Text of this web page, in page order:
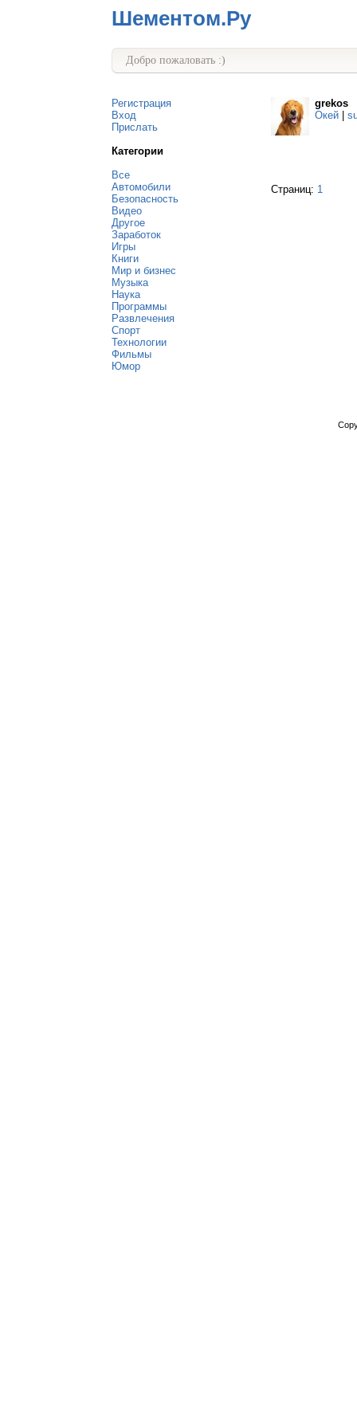
Шементом.Ру
Добро пожаловать :)
Регистрация
Вход
Прислать
Категории
Все
Автомобили
Безопасность
Видео
Другое
Заработок
Игры
Книги
Мир и бизнес
Музыка
Наука
Программы
Развлечения
Спорт
Технологии
Фильмы
Юмор
grekos
Окей
Страниц: 1